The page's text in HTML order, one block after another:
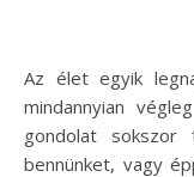
Az élet egyik legnagyobb bizonyossága, hogy egyszer
mindannyian
gondolat sokszor
bennünket, vagy